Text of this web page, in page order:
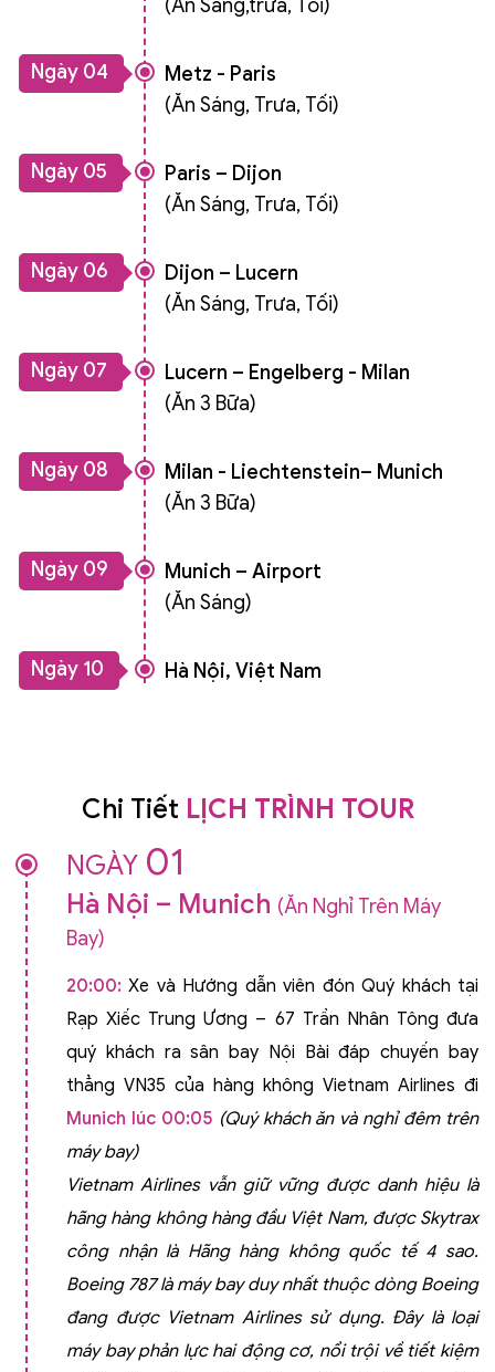
(Ăn Sáng,trưa, Tối)
Ngày 04
Metz - Paris
(Ăn Sáng, Trưa, Tối)
Ngày 05
Paris – Dijon
(Ăn Sáng, Trưa, Tối)
Ngày 06
Dijon – Lucern
(Ăn Sáng, Trưa, Tối)
Ngày 07
Lucern – Engelberg - Milan
(Ăn 3 Bữa)
Ngày 08
Milan - Liechtenstein– Munich
(Ăn 3 Bữa)
Ngày 09
Munich – Airport
(Ăn Sáng)
Ngày 10 Hà Nội, Việt Nam
Chi Tiết LỊCH TRÌNH TOUR
NGÀY 01
Hà Nội – Munich (Ăn Nghỉ Trên Máy
Bay)
20:00: Xe và Hướng dẫn viên đón Quý khách tại
Rạp Xiếc Trung Ương – 67 Trần Nhân Tông đưa
quý khách ra sân bay Nội Bài đáp chuyến bay
thẳng VN35 của hàng không Vietnam Airlines đi
Munich lúc 00:05 (Quý khách ăn và nghỉ đêm trên
máy bay)
Vietnam Airlines vẫn giữ vững được danh hiệu là
hãng hàng không hàng đầu Việt Nam, được Skytrax
công nhận là Hãng hàng không quốc tế 4 sao.
Boeing 787 là máy bay duy nhất thuộc dòng Boeing
đang được Vietnam Airlines sử dụng. Đây là loại
máy bay phản lực hai động cơ, nổi trội về tiết kiệm